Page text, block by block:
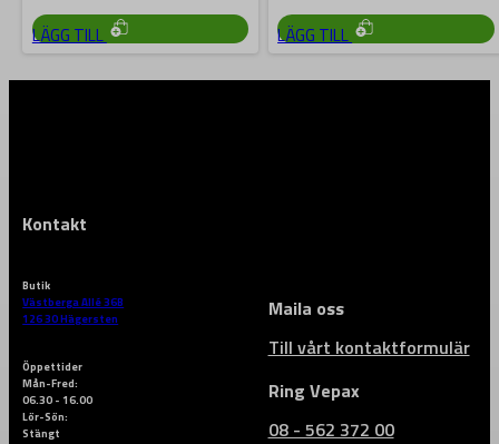
LÄGG TILL LÄGG TILL
Kontakt
Butik
Västberga Allé 36B
126 30 Hägersten
Maila oss
Till vårt kontaktformulär
Öppettider
Mån-Fred:
06.30 - 16.00
Lör-Sön:
Stängt
Ring Vepax
08 - 562 372 00